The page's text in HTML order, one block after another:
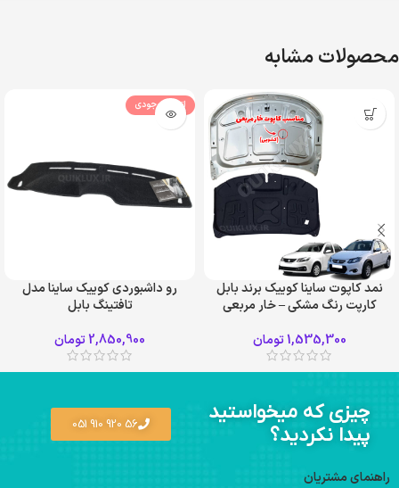
محصولات مشابه
نمد کاپوت ساینا کوییک برند بابل
کارپت رنگ مشکی – خار مربعی
1,535,300تومان
اتمام موجودی
رو داشبوردی کوییک ساینا مدل
تافتینگ بابل
2,850,900تومان
چیزی که میخواستید
پیدا نکردید؟
56 920 910 051
راهنمای مشتریان